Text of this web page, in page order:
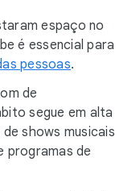
espaço no
é essencial para
pessoas.
de
segue em alta
shows musicais
programas de